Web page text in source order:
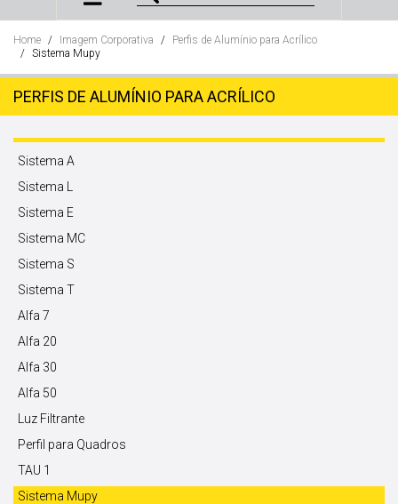
Home Imagem Corporativa
Perfis de Alumínio para Acrílico
Sistema Mupy
PERFIS DE ALUMÍNIO PARA ACRÍLICO
Sistema A
Sistema L
Sistema E
Sistema MC
Sistema S
Sistema T
Alfa 7
Alfa 20
Alfa 30
Alfa 50
Luz Filtrante
Perfil para Quadros
TAU 1
Sistema Mupy